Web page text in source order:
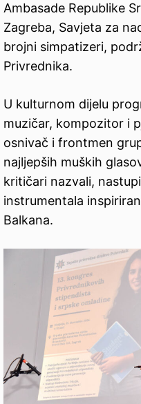
Ambasade Republike
Zagreba, Savjeta za
brojni simpatizeri,
Privrednika.
U kulturnom dijelu
muzičar, kompozitor i
osnivač i frontmen
najljepših muških
kritičari nazvali,
instrumentala
Balkana.